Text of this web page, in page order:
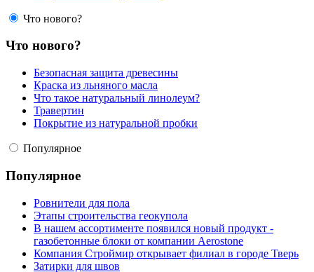
Что нового?
Что нового?
Безопасная защита древесины
Краска из льняного масла
Что такое натуральный линолеум?
Травертин
Покрытие из натуральной пробки
Популярное
Популярное
Ровнители для пола
Этапы строительства геокупола
В нашем ассортименте появился новый продукт -
газобетонные блоки от компании Aerostone
Компания Строймир открывает филиал в городе Тверь
Затирки для швов